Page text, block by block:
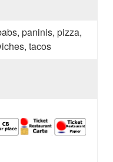
paninis, pizza,
tacos